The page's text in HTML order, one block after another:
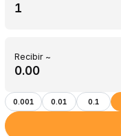
Recibir ~
0.001 0.01 0.1